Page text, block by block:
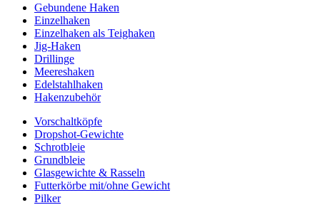
Gebundene Haken
Einzelhaken
Einzelhaken als Teighaken
Jig-Haken
Drillinge
Meereshaken
Edelstahlhaken
Hakenzubehör
Vorschaltköpfe
Dropshot-Gewichte
Schrotbleie
Grundbleie
Glasgewichte & Rasseln
Futterkörbe mit/ohne Gewicht
Pilker